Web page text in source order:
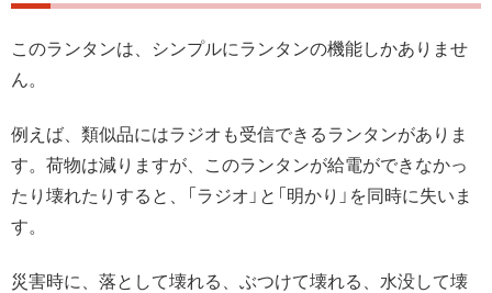
このランタンは、シンプルにランタンの機能しかありませ
ん。
例えば、類似品にはラジオも受信できるランタンがありま
す。荷物は減りますが、このランタンが給電ができなかっ
たり壊れたりすると、「ラジオ」と「明かり」を同時に失いま
す。
災害時に、落として壊れる、ぶつけて壊れる、水没して壊